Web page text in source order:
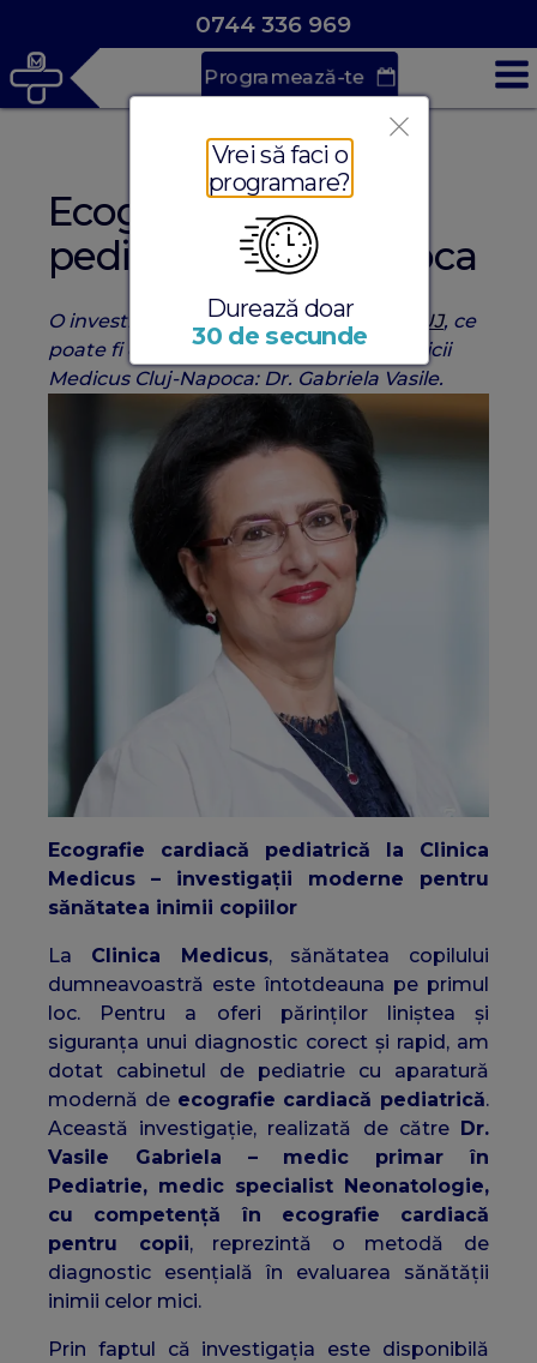
0744 336 969
Programează-te
Vrei să faci o
programare?
Durează doar
30 de secunde
Ecografie cardiacă
pediatrică Cluj-Napoca
O investigație medicalăPEDIATRIE CLUJ, ce
poate fi efectuată de către medicii Clinicii
Medicus Cluj-Napoca: Dr. Gabriela Vasile.
Ecografie cardiacă pediatrică la Clinica
Medicus – investigații moderne pentru
sănătatea inimii copiilor
La Clinica Medicus, sănătatea copilului
dumneavoastră este întotdeauna pe primul
loc. Pentru a oferi părinților liniștea și
siguranța unui diagnostic corect și rapid, am
dotat cabinetul de pediatrie cu aparatură
modernă de ecografie cardiacă pediatrică.
Această investigație, realizată de către
Dr.
Vasile Gabriela – medic primar în
Pediatrie, medic specialist Neonatologie,
cu competență în ecografie cardiacă
pentru copii, reprezintă o metodă de
diagnostic esențială în evaluarea sănătății
inimii celor mici.
Prin faptul că investigația este disponibilă